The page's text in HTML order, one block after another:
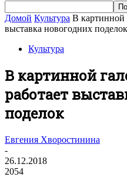
Домой Культура В картинной
выставка новогодних поделок
Культура
В картинной
работает
поделок
Евгения Хворостинина
-
26.12.2018
2054